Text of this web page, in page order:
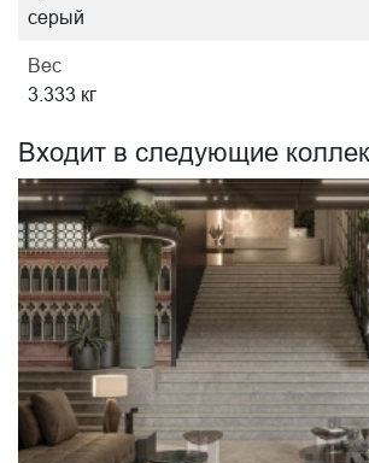
серый
Вес
3.333 кг
Входит в следующие